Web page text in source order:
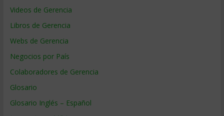
Videos de Gerencia
Libros de Gerencia
Webs de Gerencia
Negocios por País
Colaboradores de Gerencia
Glosario
Glosario Inglés – Español